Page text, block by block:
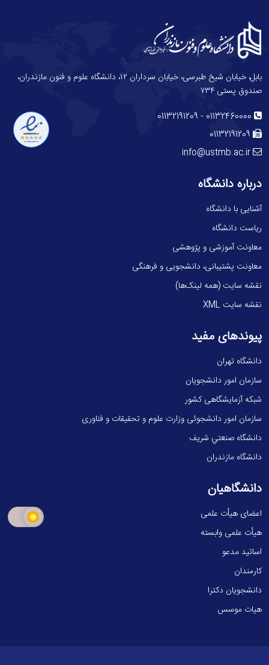
بابل، خیابان شیخ طبرسی، خیابان سرداران ۱۲، دانشگاه علوم و فنون مازندران،
صندوق پستی ۷۳۴
01132460000
-
01132191209
01132191209
info@ustmb.ac.ir
درباره دانشگاه
آشنایی با دانشگاه
ریاست دانشگاه
معاونت آموزشی و پژوهشی
معاونت پشتیبانی، دانشجویی و فرهنگی
نقشه سایت (همه لینک‌ها)
نقشه سایت XML
پیوندهای مفید
دانشگاه تهران
سازمان امور دانشجویان
شبکه آزمایشگاهی کشور
سازمان امور دانشجوئی وزارت علوم و تحقیقات و فناوری
دانشگاه صنعتي شريف
دانشگاه مازندران
دانشگاهیان
اعضای هیأت علمی
هیأت علمی وابسته
اساتید مدعو
کارمندان
دانشجویان دکترا
هیات موسس